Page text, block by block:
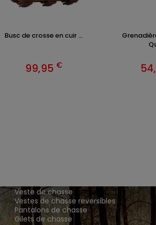
Busc de crosse en cuir ...
99,95 €
Veste de chasse
Vestes de chasse reversibles
Pantalons de chasse
Gilets de chasse